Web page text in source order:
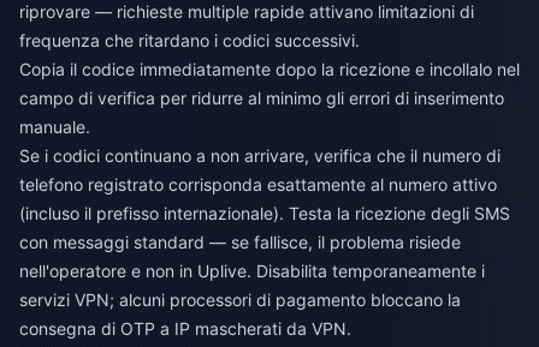
riprovare — richieste multiple rapide attivano limitazioni di
frequenza che ritardano i codici successivi.
Copia il codice immediatamente dopo la ricezione e incollalo nel
campo di verifica per ridurre al minimo gli errori di inserimento
manuale.
Se i codici continuano a non arrivare, verifica che il numero di
telefono registrato corrisponda esattamente al numero attivo
(incluso il prefisso internazionale). Testa la ricezione degli SMS
con messaggi standard — se fallisce, il problema risiede
nell'operatore e non in Uplive. Disabilita temporaneamente i
servizi VPN; alcuni processori di pagamento bloccano la
consegna di OTP a IP mascherati da VPN.